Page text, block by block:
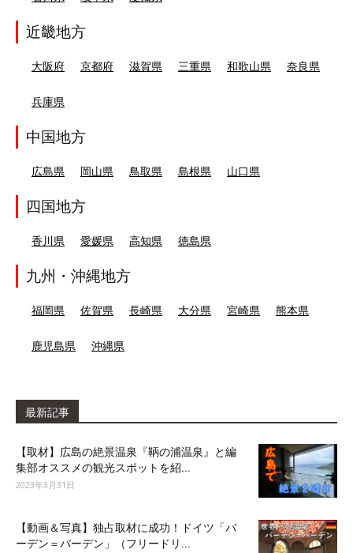
近畿地方
大阪府 京都府 滋賀県 三重県 和歌山県 奈良県
兵庫県
中国地方
広島県 岡山県 鳥取県 島根県 山口県
四国地方
香川県 愛媛県 高知県 徳島県
九州・沖縄地方
福岡県 佐賀県 長崎県 大分県 宮崎県 熊本県
鹿児島県 沖縄県
最新記事
【取材】広島の絶景温泉『鞆の浦温泉』と編
集部オススメの観光スポットを紹...
2023年3月31日
【動画＆写真】独占取材に成功！ドイツ「バ
ーデン＝バーデン」（フリードリ...